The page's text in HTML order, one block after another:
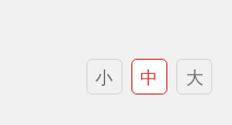
小 中 大